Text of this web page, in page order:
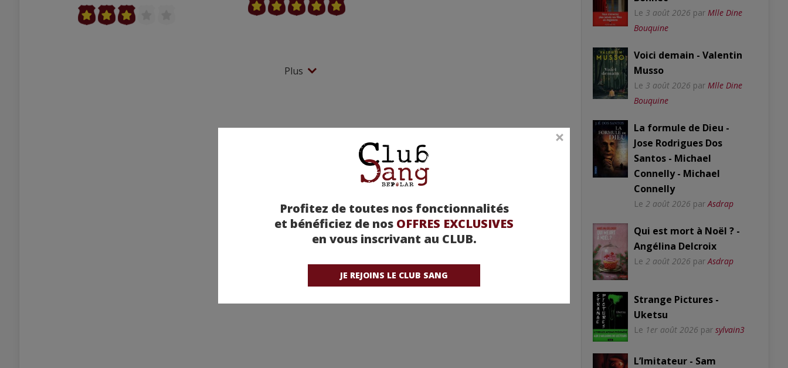
Profitez de toutes nos fonctionnalités
et bénéficiez de nos OFFRES EXCLUSIVES
en vous inscrivant au CLUB.
JE REJOINS LE CLUB SANG
Plus
Le 3 août 2026 par Mlle Dine
Bouquine
Voici demain - Valentin
Musso
Le 3 août 2026 par Mlle Dine
Bouquine
La formule de Dieu -
Jose Rodrigues Dos
Santos - Michael
Connelly - Michael
Connelly
Le 2 août 2026 par Asdrap
Qui est mort à Noël ? -
Angélina Delcroix
Le 2 août 2026 par Asdrap
Strange Pictures -
Uketsu
Le 1er août 2026 par sylvain3
L’Imitateur - Sam